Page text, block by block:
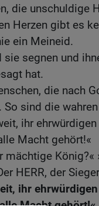
die unschuldige
Herzen gibt es
ein Meineid.
sie segnen und
hat.
die nach
sind die
ihr
Macht gehört!«
mächtige König?«
HERR, der
ihr